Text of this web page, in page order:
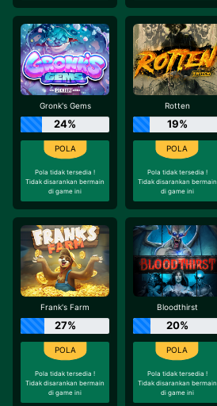
Gronk's Gems
24%
Pola tidak tersedia !
Tidak disarankan bermain
di game ini
Rotten
19%
Pola tidak tersedia !
Tidak disarankan bermain
di game ini
Frank's Farm
27%
Pola tidak tersedia !
Tidak disarankan bermain
di game ini
Bloodthirst
20%
Pola tidak tersedia !
Tidak disarankan bermain
di game ini